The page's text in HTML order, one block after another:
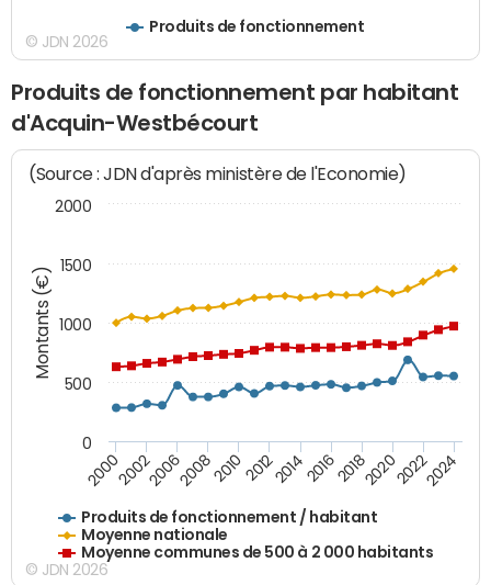
Produits de fonctionnement
© JDN 2026
Produits de fonctionnement par habitant
d'Acquin-Westbécourt
Montants (€)
(Source : JDN d'après ministère de l'Economie)
Produits de fonctionnement / habitant
Moyenne nationale
Moyenne communes de 500 à 2 000 habitants
200020022006200820102012201420162018202020222024
0
500
1000
1500
2000
© JDN 2026